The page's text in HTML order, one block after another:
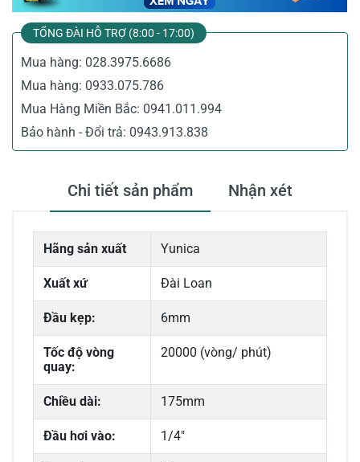
TỔNG ĐÀI HỖ TRỢ (8:00 - 17:00)
Mua hàng: 028.3975.6686
Mua hàng: 0933.075.786
Mua Hàng Miền Bắc: 0941.011.994
Bảo hành - Đổi trả: 0943.913.838
Chi tiết sản phẩm Nhận xét
Hãng sản xuất Yunica
Xuất xứ Đài Loan
Đầu kẹp: 6mm
Tốc độ vòng
quay:
20000 (vòng/ phút)
Chiều dài: 175mm
Đầu hơi vào: 1/4"